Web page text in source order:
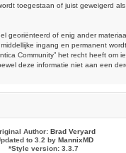
toegestaan of juist geweigerd
of enig ander
ingang en permanent
Community” het recht heeft
deze informatie niet aan een
Author: Brad Veryard
to 3.2 by MannixMD
*Style version: 3.3.7